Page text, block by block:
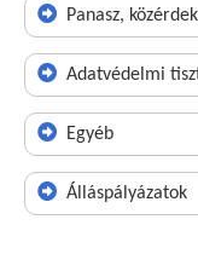
Panasz,
Adatvédelmi
Egyéb
Álláspályázatok